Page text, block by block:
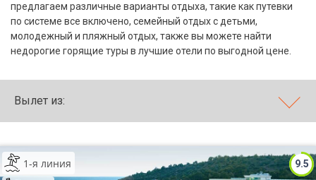
предлагаем различные варианты отдыха, такие как путевки
по системе все включено, семейный отдых с детьми,
молодежный и пляжный отдых, также вы можете найти
недорогие горящие туры в лучшие отели по выгодной цене.
Вылет из:
9.5
1-я линия
Абхазия
Большой Сочи
Экскурсионные туры